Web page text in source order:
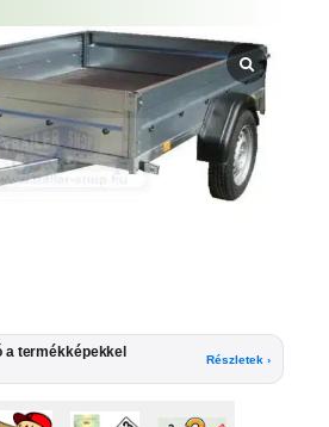
a termékképekkel
Részletek ›